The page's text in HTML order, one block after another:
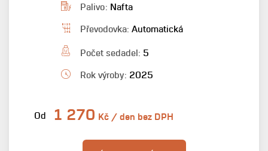
Palivo: Nafta
Převodovka: Automatická
Počet sedadel: 5
Rok výroby: 2025
Od 1 270 Kč / den bez DPH